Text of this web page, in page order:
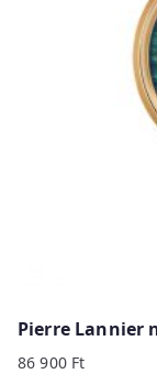
Pierre Lannier
86 900 Ft